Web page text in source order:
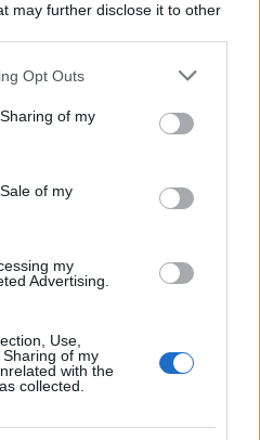
may further disclose it to other
app uses one or more Google
behaviour. You may click to
and its third-party tags to
purposes in below Google
Opt Outs
of my
of my
my
Advertising.
Use,
of my
with the
collected.
Párizsban
voltam Olivier
és analízist
hallgató
Nadja Boulanger
Kodály
órái olyan fontosak
később próbáltam a
amit tőle
muzsikus volt.
partitúraolvasást
pedig azt
dalciklusokat kellet a